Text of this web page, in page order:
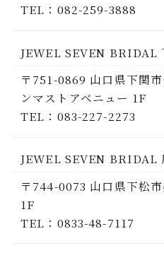
TEL：082-259-3888
JEWEL SEVEN BRIDAL
〒751-0869 山口県下関
ンマストアベニュー 1F
TEL：083-227-2273
JEWEL SEVEN BRIDAL
〒744-0073 山口県下松
1F
TEL：0833-48-7117